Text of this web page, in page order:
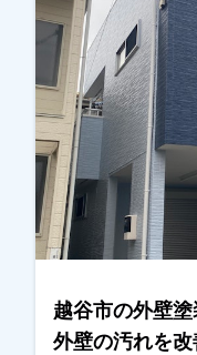
現地調査を行い
だきました。実
ろ、・屋根材の
の傷みが進んで
ご検討いただく
は、塗装ではな
工法（重ね葺き
き、外壁は塗装
た。屋根は劣化
もあるため、早
めについてはか
ーシミュレーシ
越谷市の外壁
外壁の汚れを改